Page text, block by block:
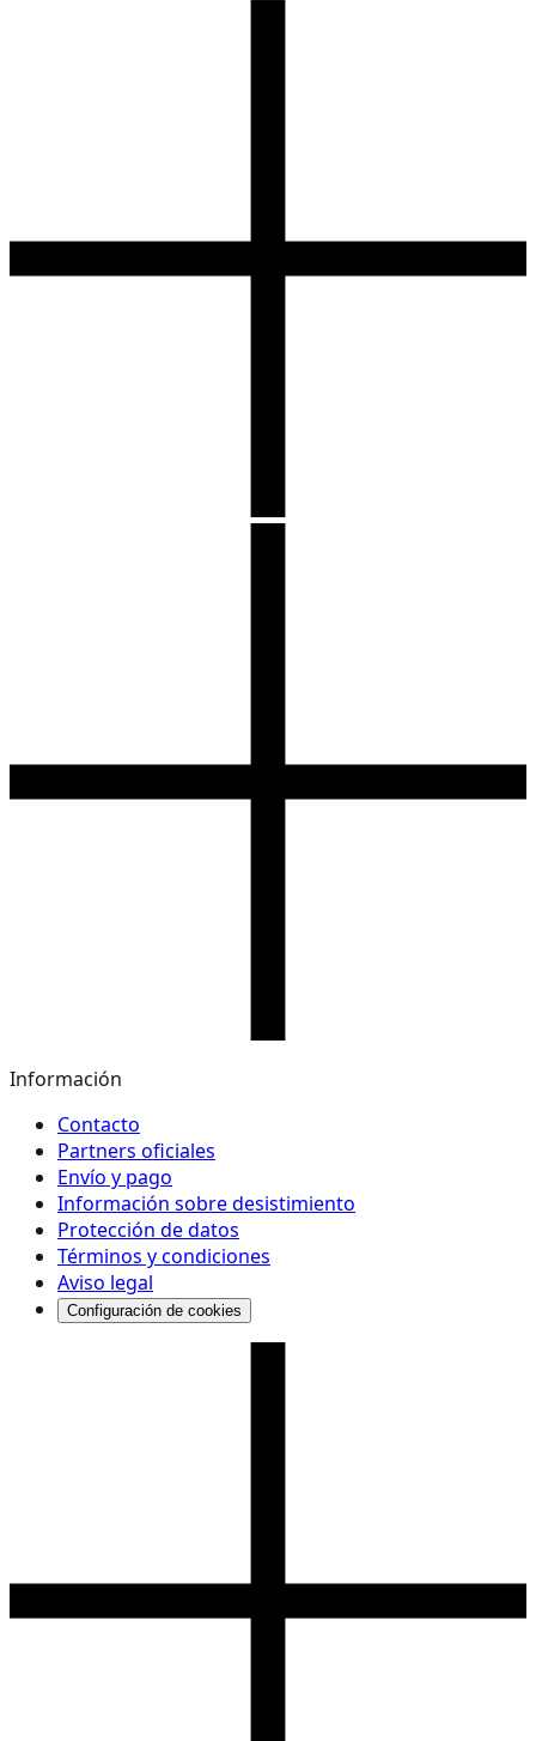
Información
Contacto
Partners oficiales
Envío y pago
Información sobre desistimiento
Protección de datos
Términos y condiciones
Aviso legal
Configuración de cookies